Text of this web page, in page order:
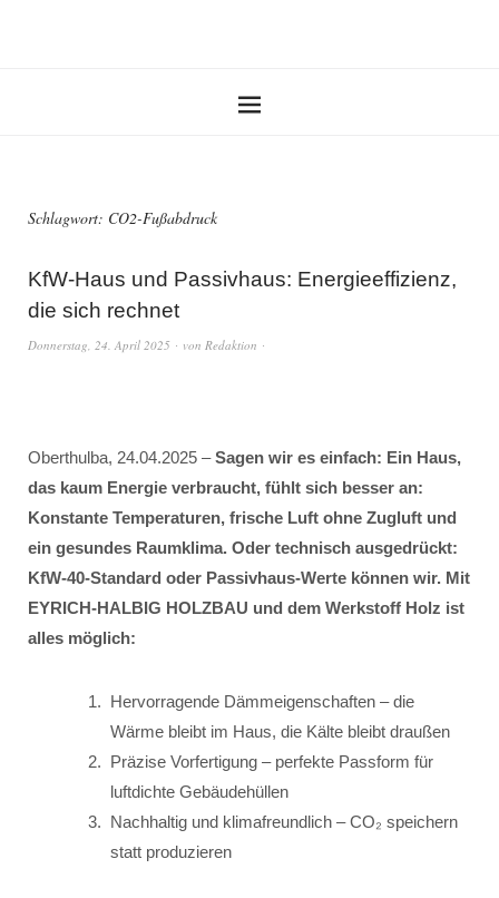
Schlagwort: CO2-Fußabdruck
KfW-Haus und Passivhaus: Energieeffizienz,
die sich rechnet
Donnerstag, 24. April 2025 von Redaktion
Oberthulba, 24.04.2025 –Sagen wir es einfach: Ein Haus,
das kaum Energie verbraucht, fühlt sich besser an:
Konstante Temperaturen, frische Luft ohne Zugluft und
ein gesundes Raumklima. Oder technisch ausgedrückt:
KfW-40-Standard oder Passivhaus-Werte können wir. Mit
EYRICH-HALBIG HOLZBAU und dem Werkstoff Holz ist
alles möglich:
Hervorragende Dämmeigenschaften – die
Wärme bleibt im Haus, die Kälte bleibt draußen
Präzise Vorfertigung – perfekte Passform für
luftdichte Gebäudehüllen
Nachhaltig und klimafreundlich – CO₂ speichern
statt produzieren